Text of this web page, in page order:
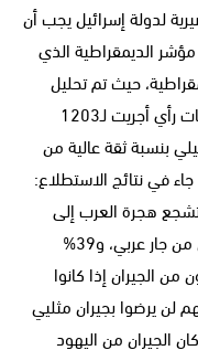
لدولة إسرائيل يجب أن
مؤشر الديمقراطية الذي
حيث تم تحليل
مفهوم الديمقراطية كما تبين في إستطلاعات رأي أجريت لـ1203
بنسبة ثقة عالية من
إليكم أبرز ما جاء في نتائج الاستطلاع:
أن تشجع هجرة العرب إلى
الخارج. أعرب 46% من اليهود أنهم ينزعجون من جار عربي، و39%
نفسي و25% ينزعجون من الجيران إذا كانوا
إنهم لن يرضوا بجيران مثليي
العرب إذا كان الجيران من اليهود